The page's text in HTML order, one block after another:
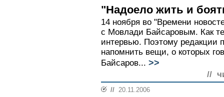
"Надоело жить и
14 ноября во "Времени
с Мовлади Байсаровым. Как
интервью. Поэтому редакции
напомнить вещи, о которых
Байсаров... >>
//
// 20.11.2006